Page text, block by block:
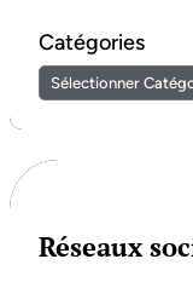
Catégories
Réseaux